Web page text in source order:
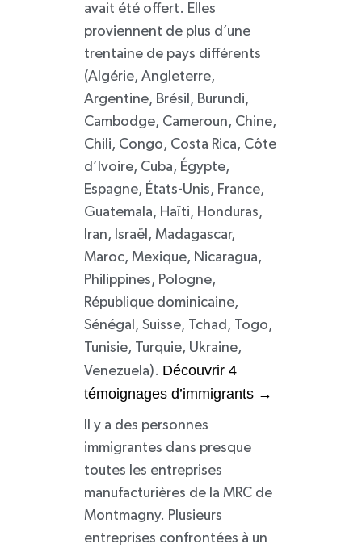
avait été offert. Elles
proviennent de plus d’une
trentaine de pays différents
(Algérie, Angleterre,
Argentine, Brésil, Burundi,
Cambodge, Cameroun, Chine,
Chili, Congo, Costa Rica, Côte
d’Ivoire, Cuba, Égypte,
Espagne, États-Unis, France,
Guatemala, Haïti, Honduras,
Iran, Israël, Madagascar,
Maroc, Mexique, Nicaragua,
Philippines, Pologne,
République dominicaine,
Sénégal, Suisse, Tchad, Togo,
Tunisie, Turquie, Ukraine,
Venezuela). Découvrir 4
témoignages d’immigrants →
Il y a des personnes
immigrantes dans presque
toutes les entreprises
manufacturières de la MRC de
Montmagny. Plusieurs
entreprises confrontées à un